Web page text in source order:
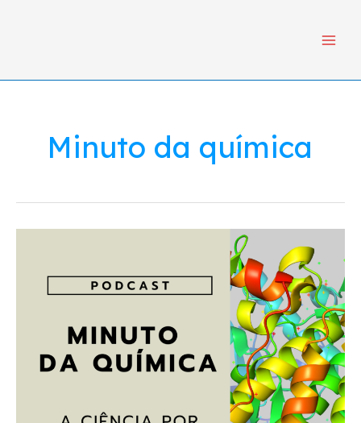
Menu
Minuto da química